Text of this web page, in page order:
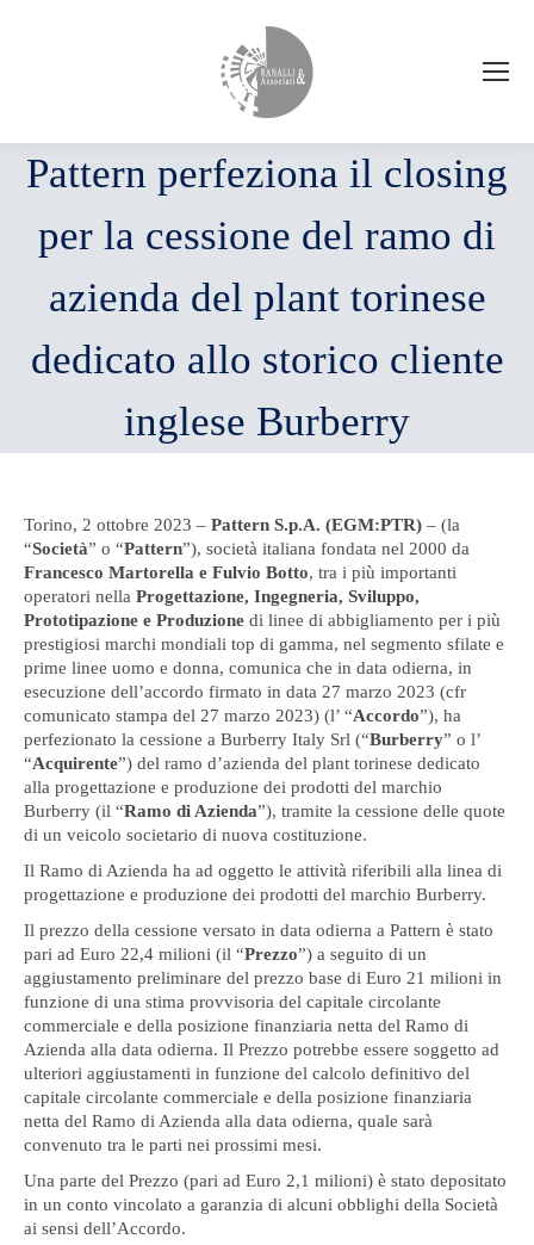
Pattern perfeziona il closing
per la cessione del ramo di
azienda del plant torinese
dedicato allo storico cliente
inglese Burberry
Torino, 2 ottobre 2023 – Pattern S.p.A. (EGM:PTR) – (la
“Società” o “Pattern”), società italiana fondata nel 2000 da
Francesco Martorella e Fulvio Botto, tra i più importanti
operatori nella Progettazione, Ingegneria, Sviluppo,
Prototipazione e Produzione di linee di abbigliamento per i più
prestigiosi marchi mondiali top di gamma, nel segmento sfilate e
prime linee uomo e donna, comunica che in data odierna, in
esecuzione dell’accordo firmato in data 27 marzo 2023 (cfr
comunicato stampa del 27 marzo 2023) (l’ “Accordo”), ha
perfezionato la cessione a Burberry Italy Srl (“Burberry” o l’
“Acquirente”) del ramo d’azienda del plant torinese dedicato
alla progettazione e produzione dei prodotti del marchio
Burberry (il “Ramo di Azienda”), tramite la cessione delle quote
di un veicolo societario di nuova costituzione.
Il Ramo di Azienda ha ad oggetto le attività riferibili alla linea di
progettazione e produzione dei prodotti del marchio Burberry.
Il prezzo della cessione versato in data odierna a Pattern è stato
pari ad Euro 22,4 milioni (il “Prezzo”) a seguito di un
aggiustamento preliminare del prezzo base di Euro 21 milioni in
funzione di una stima provvisoria del capitale circolante
commerciale e della posizione finanziaria netta del Ramo di
Azienda alla data odierna. Il Prezzo potrebbe essere soggetto ad
ulteriori aggiustamenti in funzione del calcolo definitivo del
capitale circolante commerciale e della posizione finanziaria
netta del Ramo di Azienda alla data odierna, quale sarà
convenuto tra le parti nei prossimi mesi.
Una parte del Prezzo (pari ad Euro 2,1 milioni) è stato depositato
in un conto vincolato a garanzia di alcuni obblighi della Società
ai sensi dell’Accordo.